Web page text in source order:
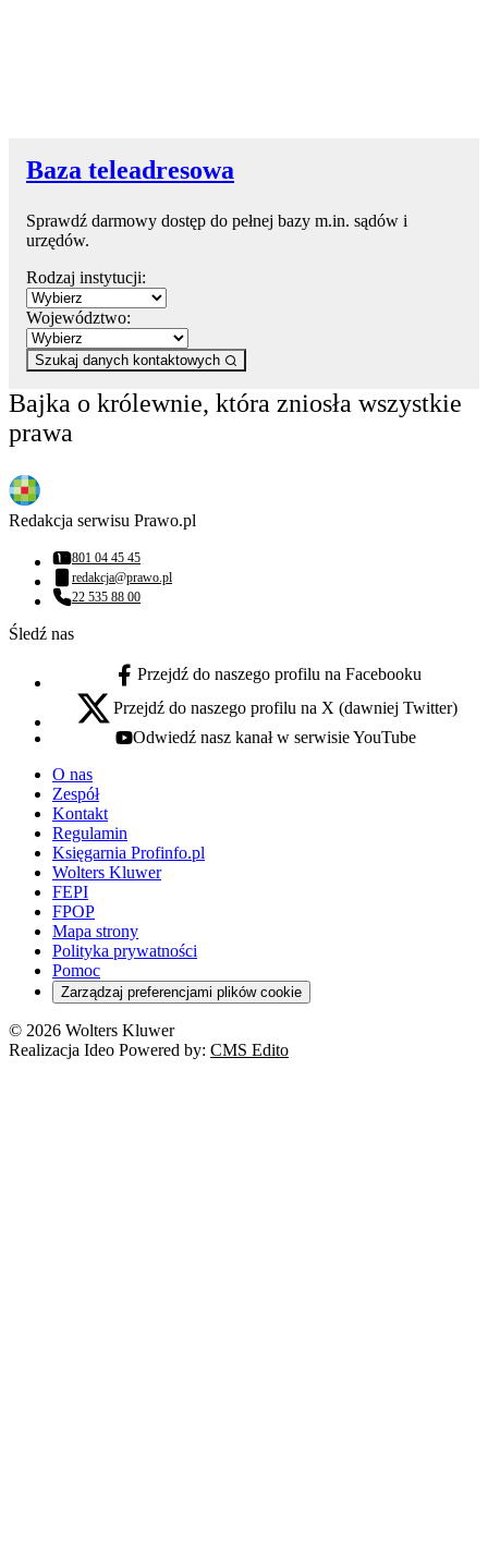
Baza teleadresowa
Sprawdź darmowy dostęp do pełnej bazy m.in. sądów i
urzędów.
Rodzaj instytucji:
Województwo:
Szukaj danych kontaktowych
Bajka o królewnie, która zniosła wszystkie
prawa
Redakcja serwisu Prawo.pl
Numer telefonu:
801 04 45 45
Adres email:
redakcja@prawo.pl
Numer telefonu:
22 535 88 00
Śledź nas
facebook - otwiera się w nowej karcie
Przejdź do naszego profilu na Facebooku
x - otwiera się w nowej karcie
Przejdź do naszego profilu na X (dawniej Twitter)
youtube - otwiera się w nowej karcie
Odwiedź nasz kanał w serwisie YouTube
O nas
Zespół
Kontakt
Regulamin
Księgarnia Profinfo.pl
Wolters Kluwer
FEPI
FPOP
Mapa strony
Polityka prywatności
Pomoc
Zarządzaj preferencjami plików cookie
© 2026 Wolters Kluwer
Realizacja Ideo Powered by: CMS Edito